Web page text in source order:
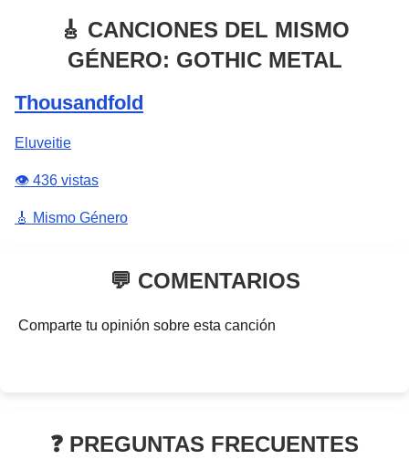
🎸 CANCIONES DEL MISMO
GÉNERO: GOTHIC METAL
Thousandfold
Eluveitie
👁️ 436 vistas
🎸 Mismo Género
💬 COMENTARIOS
Comparte tu opinión sobre esta canción
❓ PREGUNTAS FRECUENTES